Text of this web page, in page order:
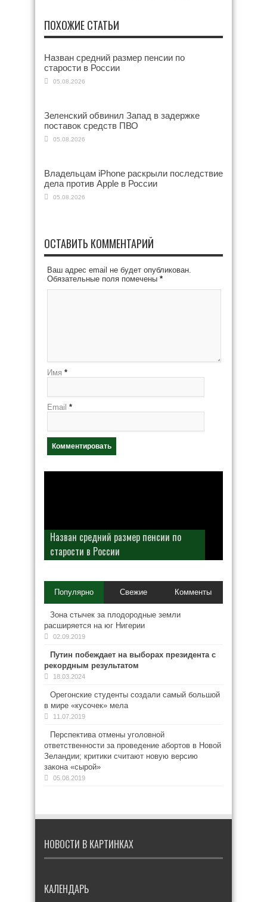
ПОХОЖИЕ СТАТЬИ
Назван средний размер пенсии по
старости в России
05.08.2026
Зеленский обвинил Запад в задержке
поставок средств ПВО
05.08.2026
Владельцам iPhone раскрыли последствие
дела против Apple в России
05.08.2026
ОСТАВИТЬ КОММЕНТАРИЙ
Ваш адрес email не будет опубликован.
Обязательные поля помечены *
Имя *
Email *
Назван средний размер пенсии по
старости в России
Популярно Свежие Комменты
Зона стычек за плодородные земли
расширяется на юг Нигерии
02.09.2019
Путин побеждает на выборах президента с
рекордным результатом
18.03.2024
Орегонские студенты создали самый большой
в мире «кусочек» мела
11.07.2019
Перспектива отмены уголовной
ответственности за проведение абортов в Новой
Зеландии; критики считают новую версию
закона «сырой»
05.08.2019
НОВОСТИ В КАРТИНКАХ
КАЛЕНДАРЬ